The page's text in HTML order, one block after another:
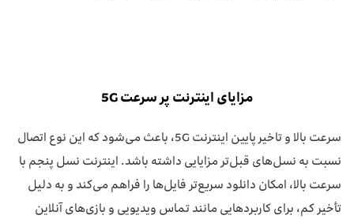
مزایای اینترنت پر سرعت 5G
سرعت بالا و تاخیر پایین اینترنت 5G، باعث می‌شود که این نوع اتصال
نسبت به نسل‌های قبل‌تر مزایایی داشته باشد. اینترنت نسل پنجم با
سرعت بالا، امکان دانلود سریع‌تر فایل‌ها را فراهم می‌کند و به دلیل
تأخیر کم، برای کاربردهایی مانند تماس ویدیویی و بازی‌های آنلاین